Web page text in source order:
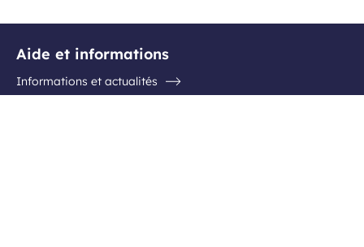
Aide et informations
Informations et actualités